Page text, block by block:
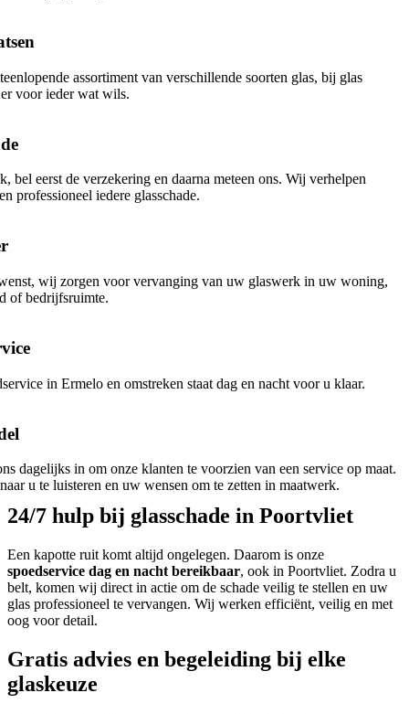
assortiment van verschillende soorten glas, bij glas
voor ieder wat wils.
bel eerst de verzekering en daarna meteen ons. Wij verhelpen
professioneel iedere glasschade.
wij zorgen voor vervanging van uw glaswerk in uw woning,
of bedrijfsruimte.
in Ermelo en omstreken staat dag en nacht voor u klaar.
dagelijks in om onze klanten te voorzien van een service op maat.
u te luisteren en uw wensen om te zetten in maatwerk.
24/7 hulp bij glasschade in Poortvliet
Een kapotte ruit komt altijd ongelegen. Daarom is onze
spoedservice dag en nacht bereikbaar, ook in Poortvliet. Zodra u
belt, komen wij direct in actie om de schade veilig te stellen en uw
glas professioneel te vervangen. Wij werken efficiënt, veilig en met
oog voor detail.
Gratis advies en begeleiding bij elke
glaskeuze